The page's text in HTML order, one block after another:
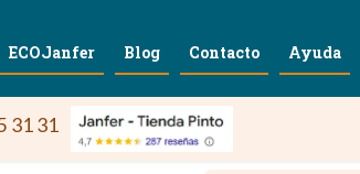
ECOJanfer Blog Contacto Ayuda
31 31